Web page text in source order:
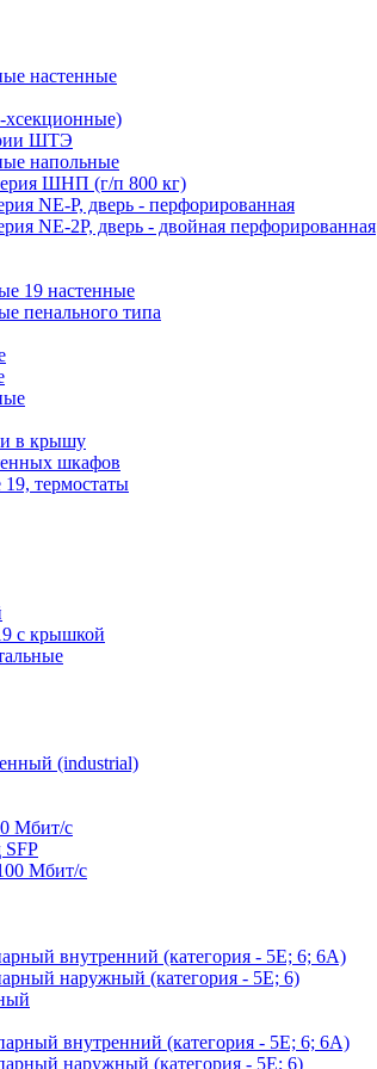
настенные
ШТЭ
напольные
ШНП (г/п 800 кг)
NE-P, дверь - перфорированная
NE-2P, дверь - двойная перфорированная
19 настенные
пенального типа
в крышу
шкафов
термостаты
с крышкой
(industrial)
Мбит/с
SFP
Мбит/с
внутренний (категория - 5Е; 6; 6А)
наружный (категория - 5Е; 6)
внутренний (категория - 5Е; 6; 6А)
наружный (категория - 5Е; 6)